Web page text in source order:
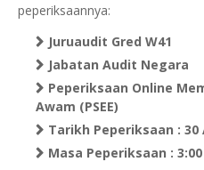
peperiksaannya:
Juruaudit Gred W41
Jabatan Audit Negara
Peperiksaan Online
Awam (PSEE)
Tarikh Peperiksaan : 30
Masa Peperiksaan :